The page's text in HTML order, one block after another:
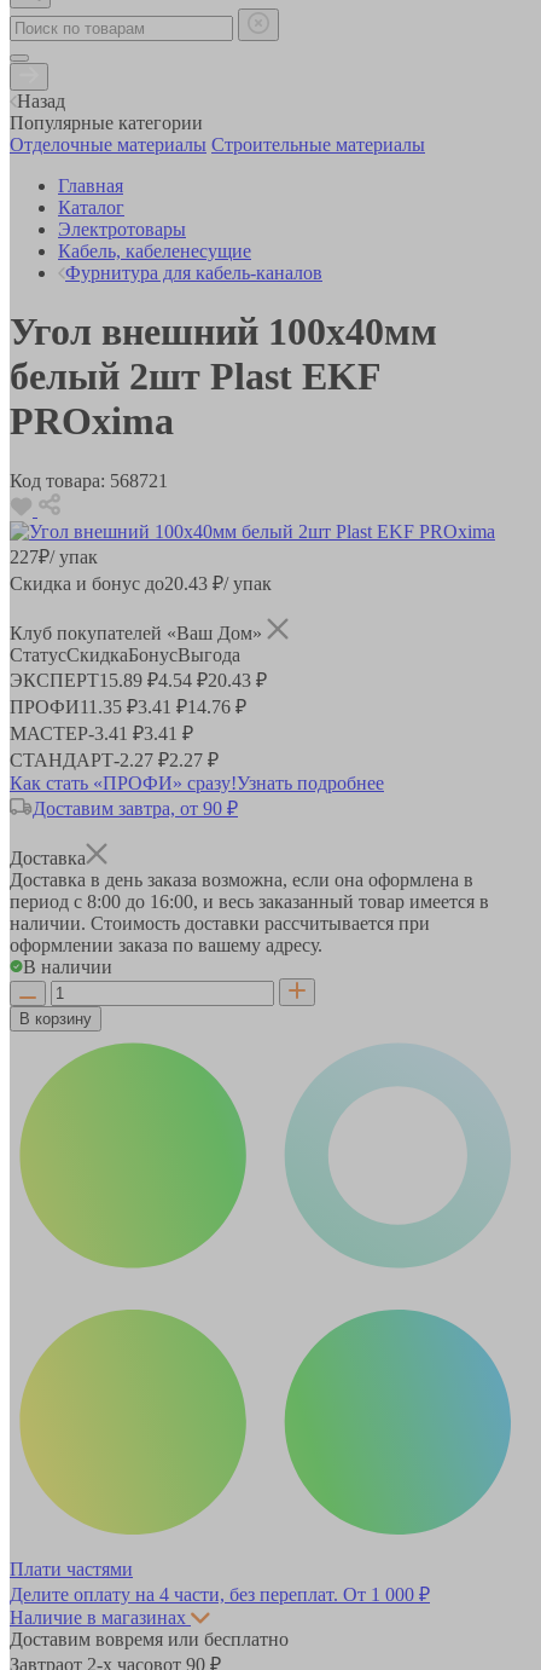
Назад
Популярные категории
Отделочные материалы Строительные материалы
Главная
Каталог
Электротовары
Кабель, кабеленесущие
Фурнитура для кабель-каналов
Угол внешний 100х40мм
белый 2шт Plast EKF
PROxima
Код товара: 568721
227₽/ упак
Скидка и бонус до20.43 ₽/ упак
Клуб покупателей «Ваш Дом»
СтатусСкидкаБонусВыгода
ЭКСПЕРТ15.89 ₽4.54 ₽20.43 ₽
ПРОФИ11.35 ₽3.41 ₽14.76 ₽
МАСТЕР-3.41 ₽3.41 ₽
СТАНДАРТ-2.27 ₽2.27 ₽
Как стать «ПРОФИ» сразу!Узнать подробнее
Доставим завтра, от 90 ₽
Доставка
Доставка в день заказа возможна, если она оформлена в
период с 8:00 до 16:00, и весь заказанный товар имеется в
наличии. Стоимость доставки рассчитывается при
оформлении заказа по вашему адресу.
В наличии
В корзину
Плати частями
Делите оплату на 4 части, без переплат. От 1 000 ₽
Наличие в магазинах
Доставим вовремя или бесплатно
Завтраот 2-х часовот 90 ₽